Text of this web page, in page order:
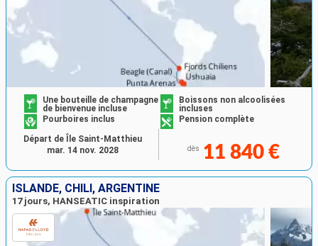
Une bouteille de champagne
de bienvenue incluse
Boissons non alcoolisées
incluses
Pourboires inclus
Pension complète
dès 11 840 €
Départ de Île Saint-Matthieu
mar. 14 nov. 2028
ISLANDE, CHILI, ARGENTINE
17 jours, HANSEATIC inspiration